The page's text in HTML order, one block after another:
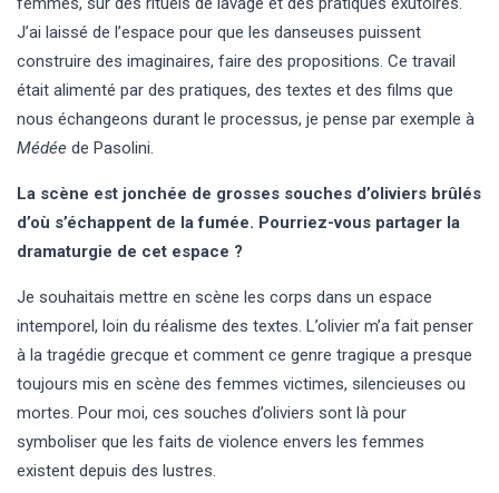
J’ai laissé de l’espace pour que les danseuses puissent
construire des imaginaires, faire des propositions. Ce travail
était alimenté par des pratiques, des textes et des films que
nous échangeons durant le processus, je pense par exemple à
Médée de Pasolini.
La scène est jonchée de grosses souches d’oliviers brûlés
d’où s’échappent de la fumée. Pourriez-vous partager la
dramaturgie de cet espace ?
Je souhaitais mettre en scène les corps dans un espace
intemporel, loin du réalisme des textes. L’olivier m’a fait penser
à la tragédie grecque et comment ce genre tragique a presque
toujours mis en scène des femmes victimes, silencieuses ou
mortes. Pour moi, ces souches d’oliviers sont là pour
symboliser que les faits de violence envers les femmes
existent depuis des lustres.